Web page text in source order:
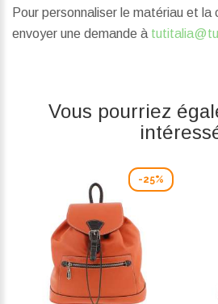
Pour personnaliser le matériau et la
envoyer une demande à
Vous pourriez
-25%